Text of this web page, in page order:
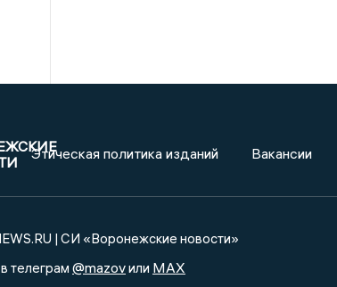
Этическая политика изданий Вакансии
| СИ «Воронежские новости»
телеграм @mazovили MAX